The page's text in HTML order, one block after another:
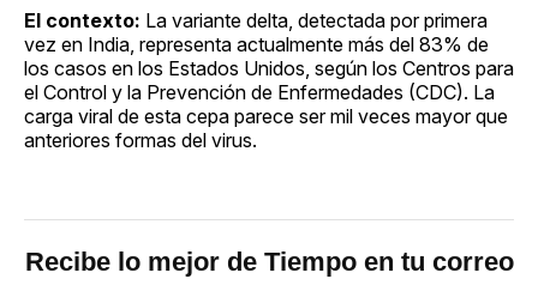
El contexto: La variante delta, detectada por primera
vez en India, representa actualmente más del 83% de
los casos en los Estados Unidos, según los Centros para
el Control y la Prevención de Enfermedades (CDC). La
carga viral de esta cepa parece ser mil veces mayor que
anteriores formas del virus.
Recibe lo mejor de Tiempo en tu correo